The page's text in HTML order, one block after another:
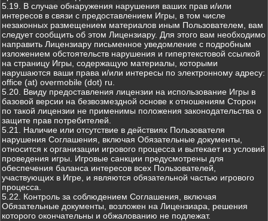
5.19. В случае обнаружения нарушения ваших прав и/или
интересов в связи с предоставлением Игры, в том числе
незаконных размещением материалов иным Пользователем, вам
следует сообщить об этом Лицензиару. Для этого вам необходимо
направить Лицензиару письменное уведомление с подробным
изложением обстоятельств нарушения и гипертекстовой ссылкой
на страницу Игры, содержащую материалы, которыми
нарушаются ваши права и/или интересы по электронному адресу:
office (at) overmobile (dot) ru.
5.20. Ввиду предоставления лицензии на использование Игры в
базовой версии на безвозмездной основе к отношениям Сторон
по такой лицензии не применимы положения законодательства о
защите прав потребителей.
5.21. Наличие или отсутствие в действиях Пользователя
нарушения Соглашения, включая Обязательные документы,
относится к организации игрового процесса и вытекает из условий
проведения игры. Игровые санкции предусмотрены для
обеспечения баланса интересов всех Пользователей,
участвующих в Игре, и являются обязательной частью игрового
процесса.
5.22. Контроль за соблюдением Соглашения, включая
Обязательные документы, возложен на Лицензиара, решения
которого окончательны и обжалованию не подлежат.